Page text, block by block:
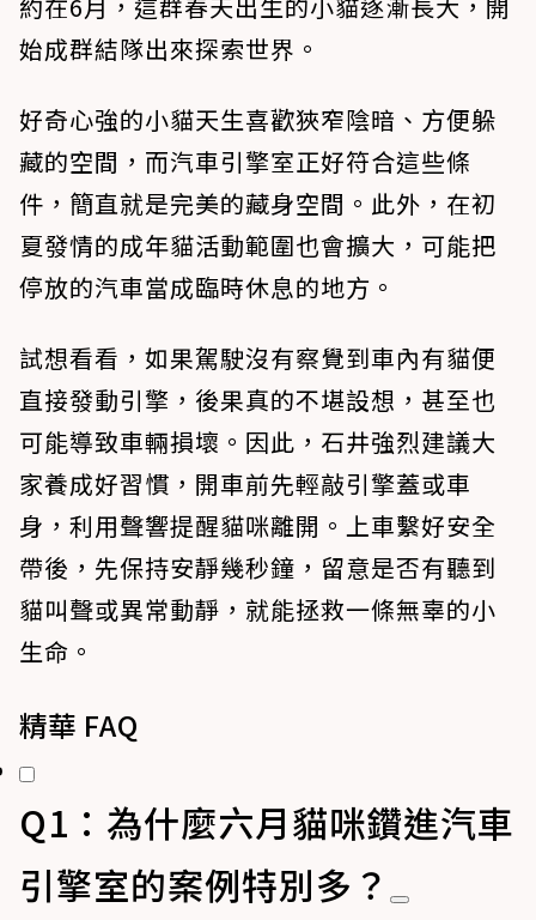
約在6月，這群春天出生的小貓逐漸長大，開
始成群結隊出來探索世界。
好奇心強的小貓天生喜歡狹窄陰暗、方便躲
藏的空間，而汽車引擎室正好符合這些條
件，簡直就是完美的藏身空間。此外，在初
夏發情的成年貓活動範圍也會擴大，可能把
停放的汽車當成臨時休息的地方。
試想看看，如果駕駛沒有察覺到車內有貓便
直接發動引擎，後果真的不堪設想，甚至也
可能導致車輛損壞。因此，石井強烈建議大
家養成好習慣，開車前先輕敲引擎蓋或車
身，利用聲響提醒貓咪離開。上車繫好安全
帶後，先保持安靜幾秒鐘，留意是否有聽到
貓叫聲或異常動靜，就能拯救一條無辜的小
生命。
精華 FAQ
Q1：為什麼六月貓咪鑽進汽車
引擎室的案例特別多？